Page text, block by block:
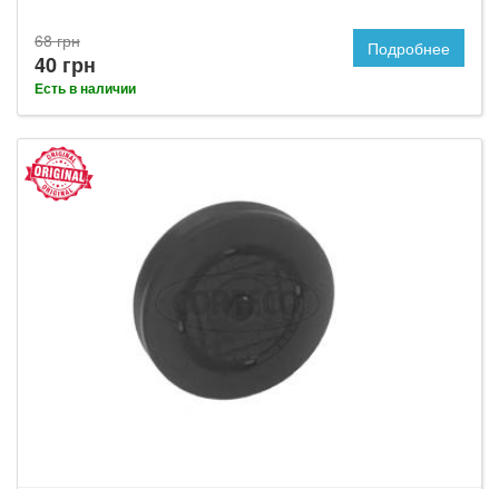
68 грн
40 грн
Есть в наличии
Подробнее